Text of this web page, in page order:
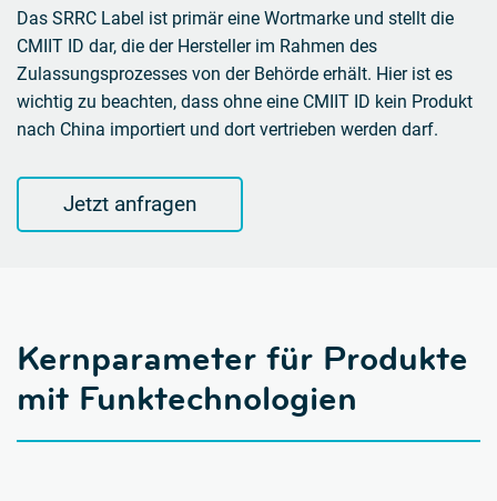
Das SRRC Label ist primär eine Wortmarke und stellt die
CMIIT ID dar, die der Hersteller im Rahmen des
Zulassungsprozesses von der Behörde erhält. Hier ist es
wichtig zu beachten, dass ohne eine CMIIT ID kein Produkt
nach China importiert und dort vertrieben werden darf.
Jetzt anfragen
Kernparameter für Produkte
mit Funktechnologien